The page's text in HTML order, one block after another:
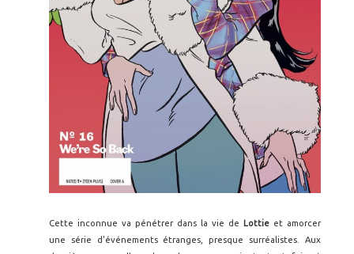
Cette inconnue va pénétrer dans la vie de Lottie et amorcer
une série d'événements étranges, presque surréalistes. Aux